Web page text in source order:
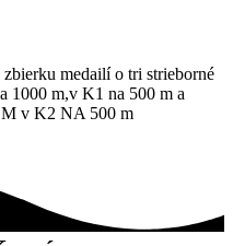
medailí o tri strieborné
1000 m,v K1 na 500 m a
v K2 NA 500 m